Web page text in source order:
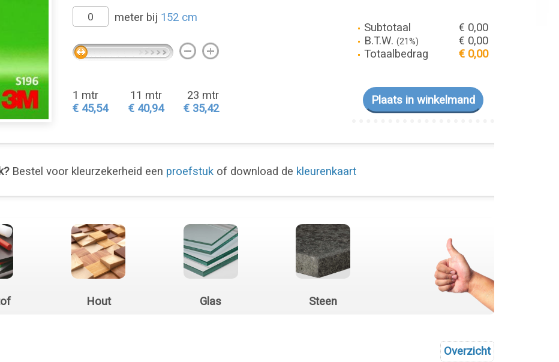
meter bij 152 cm
1 mtr
€ 45,54
11 mtr
€ 40,94
23 mtr
€ 35,42
Subtotaal
€ 0,00
B.T.W. (21%)
€ 0,00
Totaalbedrag
€ 0,00
Bestel voor kleurzekerheid een proefstuk of download de kleurenkaart
Hout Glas Steen
Overzicht